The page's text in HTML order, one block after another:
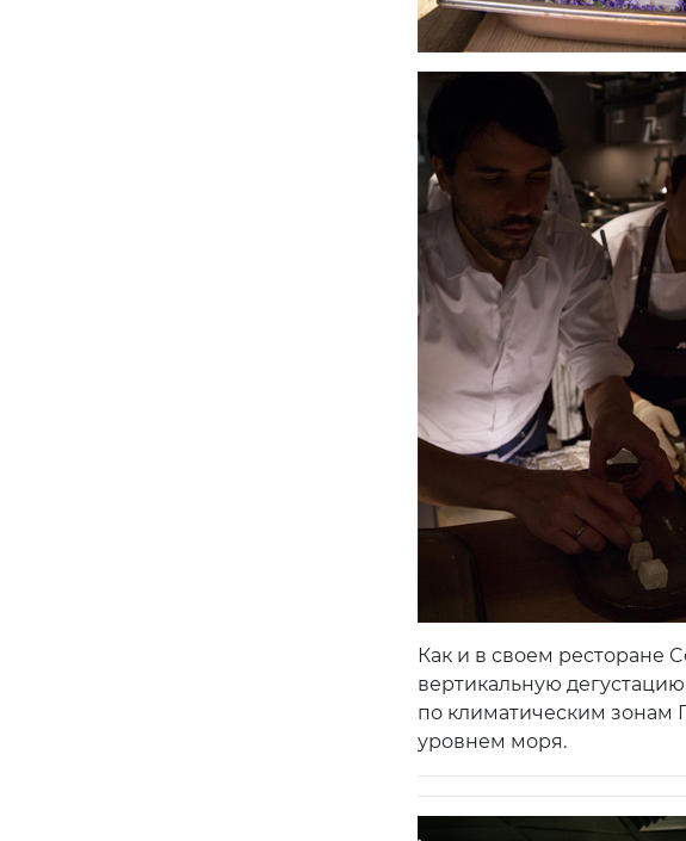
Как и в своем ресторане
вертикальную
по климатическим зонам
уровнем моря.